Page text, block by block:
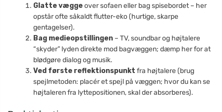
Glatte væggeover sofaen eller bag spisebordet – her
opstår ofte såkaldt flutter-eko (hurtige, skarpe
gentagelser).
Bag medieopstillingen – TV, soundbar og højtalere
“skyder” lyden direkte mod bagvæggen; dæmp her for at
blødgøre dialog og musik.
Ved første reflektionspunkt fra højtalere (brug
spejlmetoden: placér et spejl på væggen; hvor du kan se
højtaleren fra lyttepositionen, skal der absorberes).